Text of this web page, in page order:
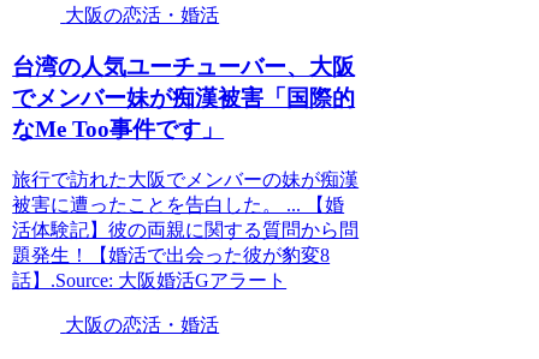
大阪の恋活・婚活
台湾の人気ユーチューバー、 大阪
でメンバー妹が痴漢被害「国際的
なMe Too事件です」
旅行で訪れた大阪でメンバーの妹が痴漢
被害に遭ったことを告白した。 ... 【婚
活体験記】彼の両親に関する質問から問
題発生！【婚活で出会った彼が豹変8
話】.Source: 大阪婚活Gアラート
大阪の恋活・婚活